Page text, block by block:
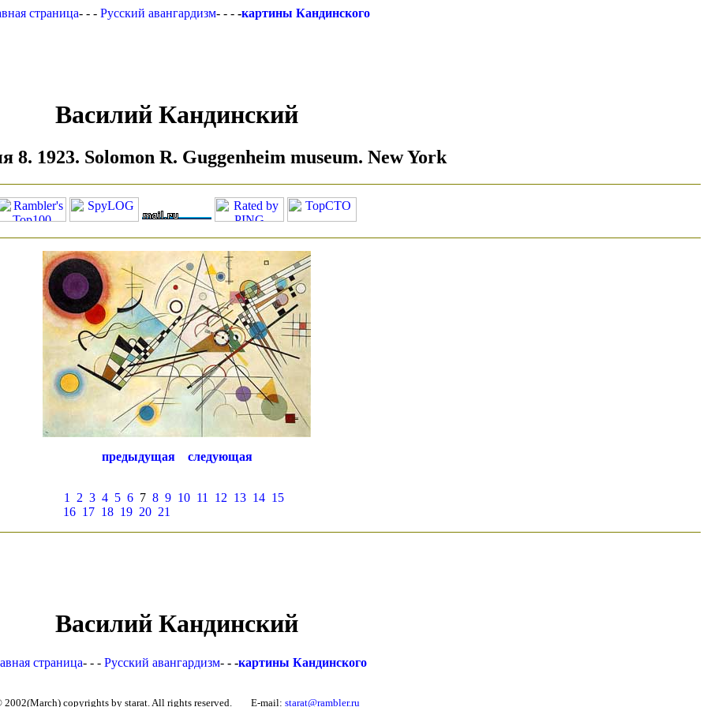
страница- - - Русский авангардизм- - - -картины Кандинского
Василий Кандинский
8. 1923. Solomon R. Guggenheim museum. New York
предыдущая следующая
1 2 3 4 5 67 8 9 10 11 12 13 14 15
16 17 18 19 20 21
Василий Кандинский
страница- - - Русский авангардизм- - -картины Кандинского
2002(March) copyrights by starat. All rights reserved. E-mail: starat@rambler.ru